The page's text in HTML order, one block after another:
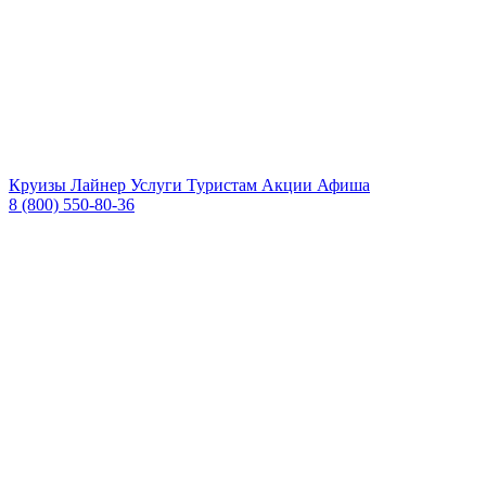
Круизы Лайнер Услуги Туристам Акции Афиша
8 (800) 550-80-36